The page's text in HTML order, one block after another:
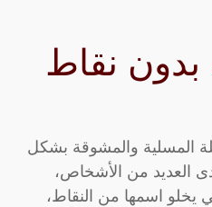
بدون نقاط
المسلية والمشوقة بشكل
العديد من الأشخاص،
يخلو اسمها من النقاط،